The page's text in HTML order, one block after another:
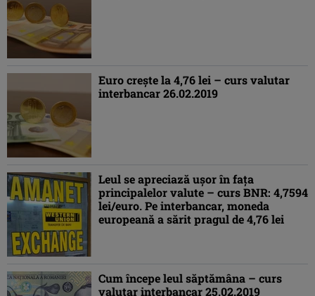
Euro creşte la 4,76 lei – curs valutar
interbancar 26.02.2019
Leul se apreciază uşor în faţa
principalelor valute – curs BNR: 4,7594
lei/euro. Pe interbancar, moneda
europeană a sărit pragul de 4,76 lei
Cum începe leul săptămâna – curs
valutar interbancar 25.02.2019